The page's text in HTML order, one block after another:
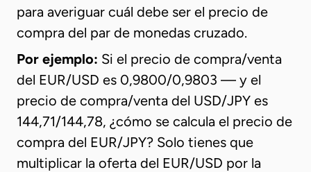
para averiguar cuál debe ser el precio de
compra del par de monedas cruzado.
Por ejemplo: Si el precio de compra/venta
del EUR/USD es 0,9800/0,9803 — y el
precio de compra/venta del USD/JPY es
144,71/144,78, ¿cómo se calcula el precio de
compra del EUR/JPY? Solo tienes que
multiplicar la oferta del EUR/USD por la